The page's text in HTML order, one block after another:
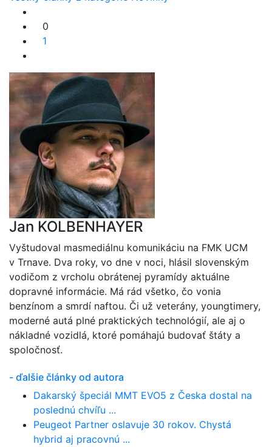
0
1
Jan KOLBENHAYER
Vyštudoval masmediálnu komunikáciu na FMK UCM
v Trnave. Dva roky, vo dne v noci, hlásil slovenským
vodičom z vrcholu obrátenej pyramídy aktuálne
dopravné informácie. Má rád všetko, čo vonia
benzínom a smrdí naftou. Či už veterány, youngtimery,
moderné autá plné praktických technológií, ale aj o
nákladné vozidlá, ktoré pomáhajú budovať štáty a
spoločnosť.
- ďalšie články od autora
Dakarský špeciál MMT EVO5 z Česka dostal na
poslednú chvíľu ...
Peugeot Partner oslavuje 30 rokov. Chystá
hybrid aj pracovnú ...